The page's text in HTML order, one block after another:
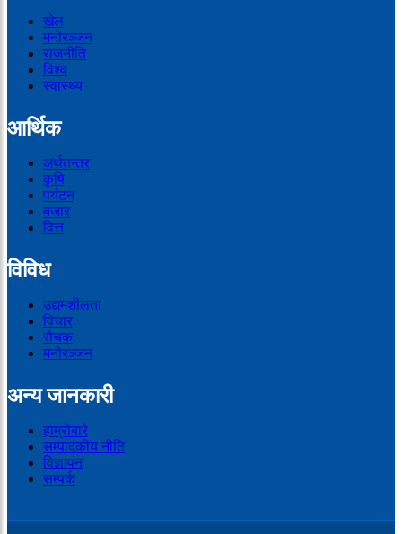
खेल
मनोरञ्जन
राजनीति
विश्व
स्वास्थ्य
आर्थिक
अर्थतन्त्र
कृषि
पर्यटन
बजार
वित्त
विविध
उद्यमशीलता
विचार
रोचक
मनोरञ्जन
अन्य जानकारी
हाम्रोबारे
सम्पादकीय नीति
विज्ञापन
सम्पर्क